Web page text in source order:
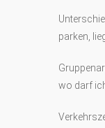
parken,
wo darf